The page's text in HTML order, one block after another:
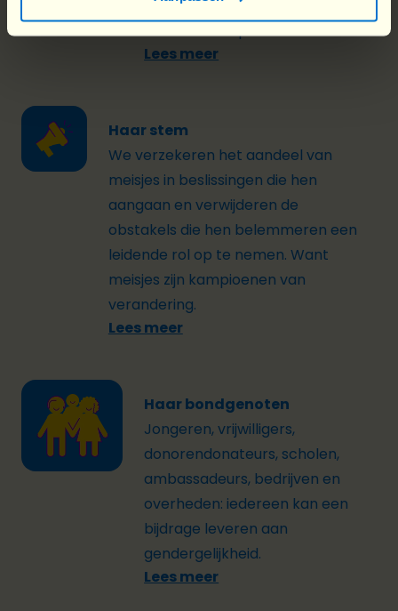
stimuleren hen om een
leidende rol op te nemen.
Lees meer
Haar stem
We verzekeren het aandeel van
meisjes in beslissingen die hen
aangaan en verwijderen de
obstakels die hen belemmeren een
leidende rol op te nemen. Want
meisjes zijn kampioenen van
verandering.
Lees meer
Haar bondgenoten
Jongeren, vrijwilligers,
donorendonateurs, scholen,
ambassadeurs, bedrijven en
overheden: iedereen kan een
bijdrage leveren aan
gendergelijkheid.
Lees meer